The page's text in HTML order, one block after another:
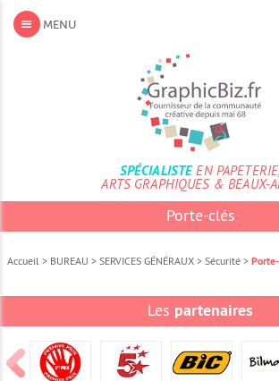
contenu
Aller
MENU
SPÉCIALISTEEN PAPETERIE,
ARTS GRAPHIQUES & BEAUX-
Porte-clés
Accueil > BUREAU > SERVICES GÉNÉRAUX > Sécurité >
Les partenaires